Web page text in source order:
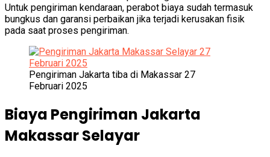
Untuk pengiriman kendaraan, perabot biaya sudah termasuk
bungkus dan garansi perbaikan jika terjadi kerusakan fisik
pada saat proses pengiriman.
Pengiriman Jakarta tiba di Makassar 27
Februari 2025
Biaya Pengiriman Jakarta
Makassar Selayar